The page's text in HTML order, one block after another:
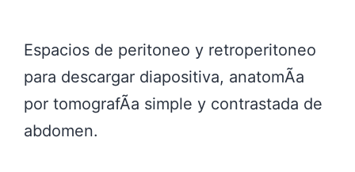
Espacios de peritoneo y retroperitoneo
para descargar diapositiva, anatomÃ­a
por tomografÃ­a simple y contrastada de
abdomen.